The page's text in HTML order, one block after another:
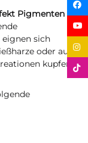
Pigmenten
sich
oder auch
kupfern